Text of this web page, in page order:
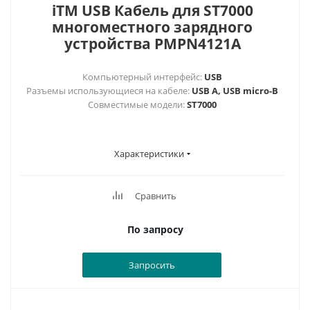
iTM USB Кабель для ST7000
многоместного зарядного
устройства PMPN4121A
Компьютерный интерфейс: USB
Разъемы использующиеся на кабеле: USB A, USB micro-B
Совместимые модели:ST7000
Характеристики
Сравнить
По запросу
Запросить